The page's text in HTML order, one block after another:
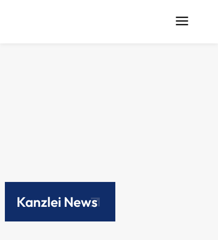
Kanzlei News